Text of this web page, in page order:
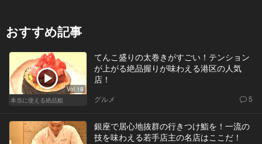
おすすめ記事
Vol.18
本当に使える絶品鮨
てんこ盛りの太巻きがすごい！テンション
が上がる絶品握りが味わえる港区の人気
店！
グルメ 5
銀座で居心地抜群の行きつけ鮨を！一流の
技を味わえる若手店主の名店はここだ！